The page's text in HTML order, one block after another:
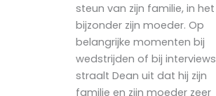
steun van zijn familie, in het
bijzonder zijn moeder. Op
belangrijke momenten bij
wedstrijden of bij interviews
straalt Dean uit dat hij zijn
familie en zijn moeder zeer